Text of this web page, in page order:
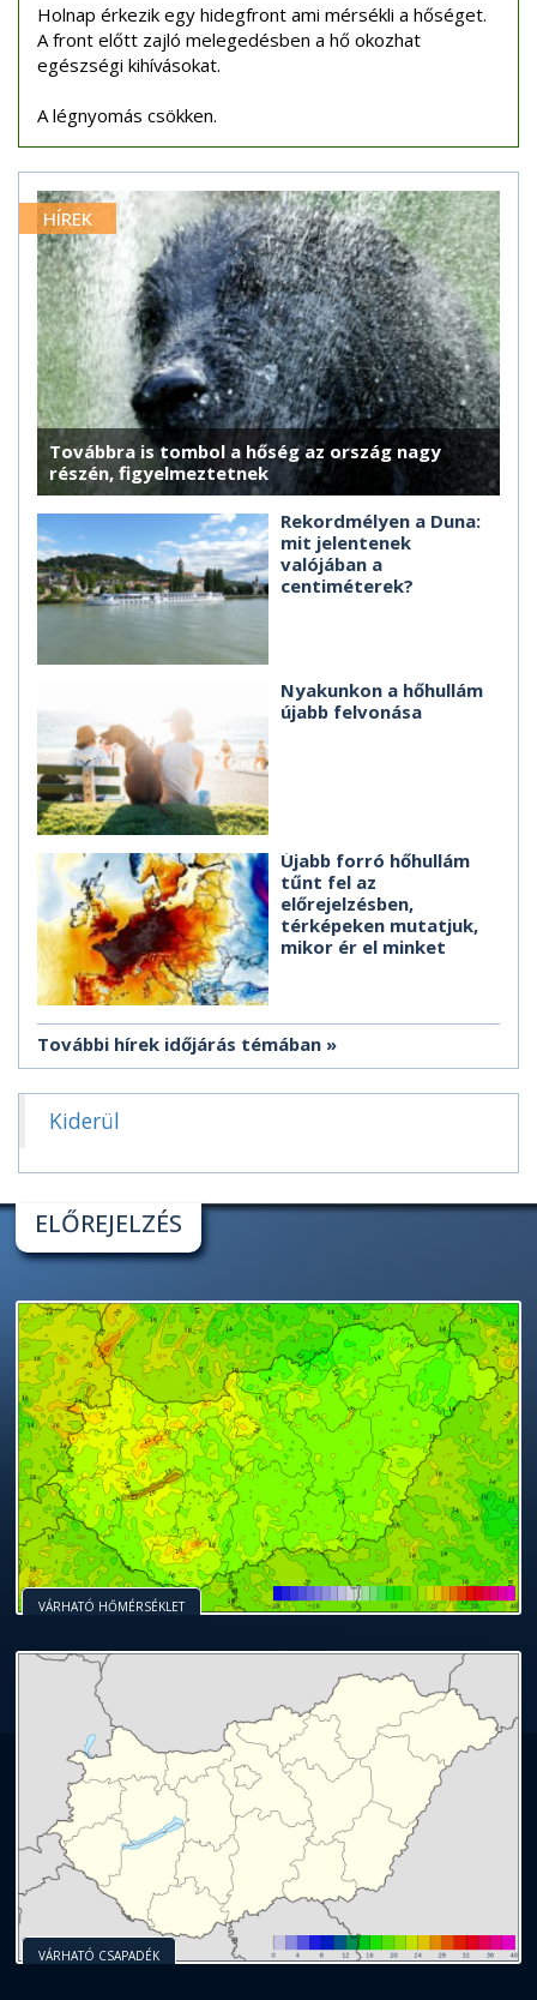
Holnap érkezik egy hidegfront ami mérsékli a hőséget.
A front előtt zajló melegedésben a hő okozhat
egészségi kihívásokat.
A légnyomás csökken.
HÍREK
Továbbra is tombol a hőség az ország nagy
részén, figyelmeztetnek
Rekordmélyen a Duna:
mit jelentenek
valójában a
centiméterek?
Nyakunkon a hőhullám
újabb felvonása
Újabb forró hőhullám
tűnt fel az
előrejelzésben,
térképeken mutatjuk,
mikor ér el minket
További hírek időjárás témában
Kiderül
ELŐREJELZÉS
VÁRHATÓ HŐMÉRSÉKLET
VÁRHATÓ CSAPADÉK